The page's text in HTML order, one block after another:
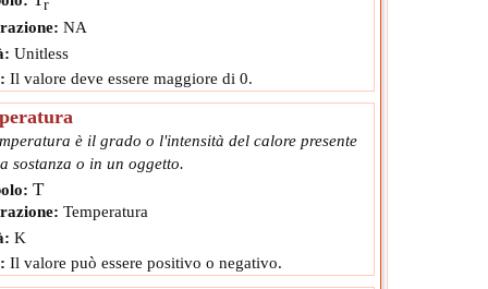
r
NA
Unitless
Il valore deve essere maggiore di 0.
è il grado o l'intensità del calore presente
sostanza o in un oggetto.
T
Temperatura
K
Il valore può essere positivo o negativo.